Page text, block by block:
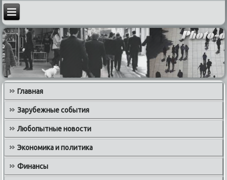
Главная
Зарубежные события
Любопытные новости
Экономика и политика
Финансы